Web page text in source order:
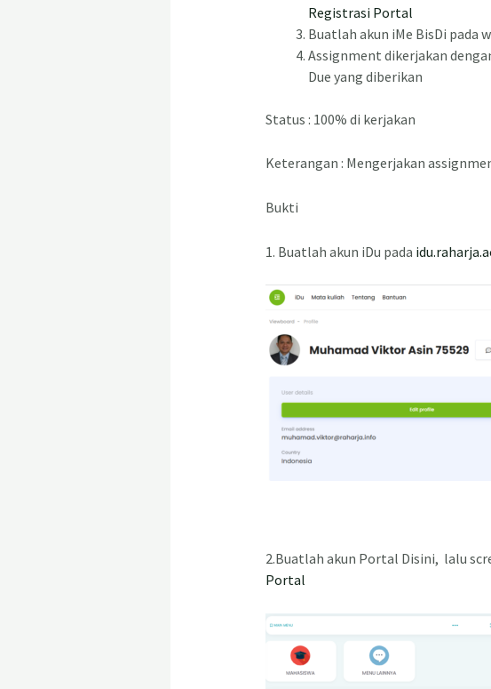
Registrasi Portal
Buatlah akun iMe BisDi pada
Assignment dikerjakan
Due yang diberikan
Status : 100% di kerjakan
Keterangan : Mengerjakan
Bukti
1. Buatlah akun iDu pada
2.Buatlah akun Portal Disini, lalu
Portal